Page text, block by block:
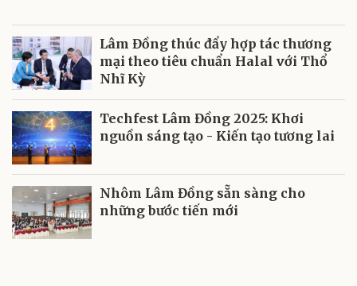
Lâm Đồng thúc đẩy hợp tác thương
mại theo tiêu chuẩn Halal với Thổ
Nhĩ Kỳ
Techfest Lâm Đồng 2025: Khơi
nguồn sáng tạo - Kiến tạo tương lai
Nhôm Lâm Đồng sẵn sàng cho
những bước tiến mới